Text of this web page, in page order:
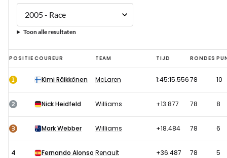
Toon alle resultaten
F1
GP
Monaco
uitslagen
Race
POSITIE COUREUR TEAM TIJD RONDES
1 Kimi Räikkönen McLaren 1:45:15.55678 10
2 Nick Heidfeld Williams +13.877 78 8
3 Mark Webber Williams +18.484 78 6
4 Fernando Alonso Renault +36.487 78 5